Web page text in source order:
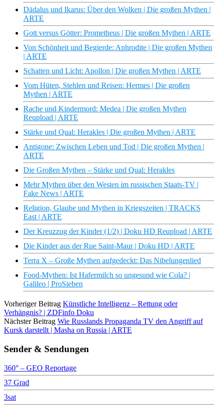
Dädalus und Ikarus: Über den Wolken | Die großen Mythen |
ARTE
Gott versus Götter: Prometheus | Die großen Mythen | ARTE
Von Schönheit und Begierde: Aphrodite | Die großen Mythen
| ARTE
Schatten und Licht: Apollon | Die großen Mythen | ARTE
Vom Hüten, Stehlen und Reisen: Hermes | Die großen
Mythen | ARTE
Rache und Kindermord: Medea | Die großen Mythen
Reupload | ARTE
Stärke und Qual: Herakles | Die großen Mythen | ARTE
Antigone: Zwischen Leben und Tod | Die großen Mythen |
ARTE
Die Großen Mythen – Stärke und Qual: Herakles
Mehr Mythen über den Westen im russischen Staats-TV |
Fake News | ARTE
Religion, Glaube und Mythen in Kriegszeiten | TRACKS
East | ARTE
Der Kreuzzug der Kinder (1/2) | Doku HD Reupload | ARTE
Die Kinder aus der Rue Saint-Maur | Doku HD | ARTE
Terra X – Große Mythen aufgedeckt: Das Nibelungenlied
Food-Mythen: Ist Hafermilch so ungesund wie Cola? |
Galileo | ProSieben
Vorheriger Beitrag Künstliche Intelligenz – Rettung oder
Verhängnis? | ZDFinfo Doku
Nächster Beitrag Wie Russlands Propaganda TV den Angriff auf
Kursk darstellt | Masha on Russia | ARTE
Sender & Sendungen
360° – GEO Reportage
37 Grad
3sat